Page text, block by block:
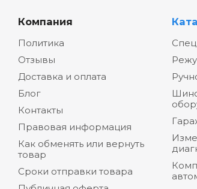
Компания
Политика
Отзывы
Доставка и оплата
Блог
Контакты
Правовая информация
Как обменять или вернуть
товар
Сроки отправки товара